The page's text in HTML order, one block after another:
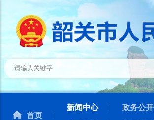
首页
新闻中心 政务公开